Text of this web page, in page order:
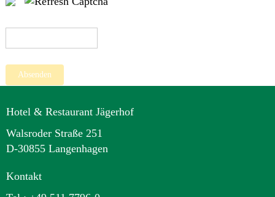
Hotel & Restaurant Jägerhof
Walsroder Straße 251
D-30855 Langenhagen
Kontakt